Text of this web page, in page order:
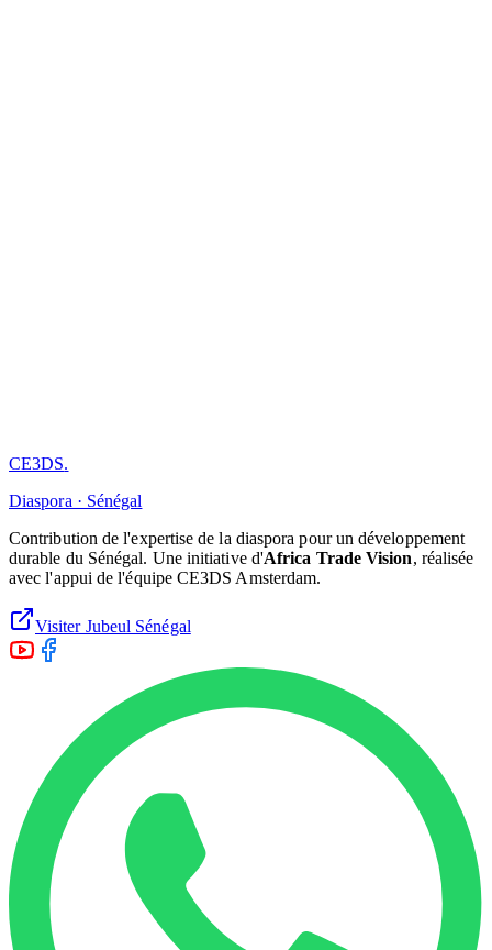
CE3DS.
Diaspora · Sénégal
Contribution de l'expertise de la diaspora pour un développement
durable du Sénégal. Une initiative d'Africa Trade Vision, réalisée
avec l'appui de l'équipe CE3DS Amsterdam.
Visiter Jubeul Sénégal